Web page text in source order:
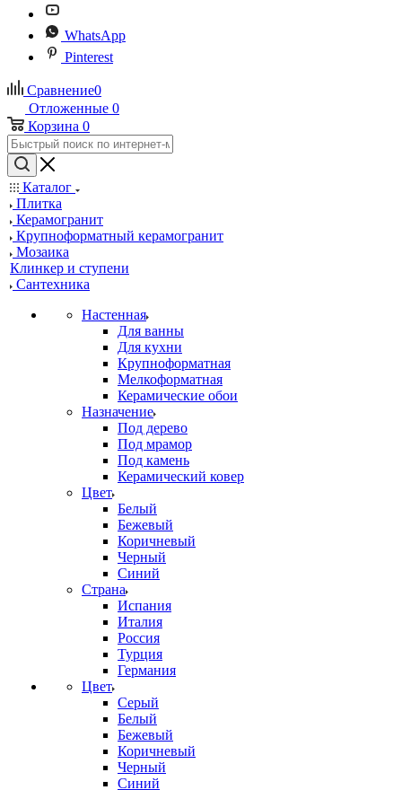
WhatsApp
Pinterest
Сравнение0
Отложенные 0
Корзина 0
Каталог
Плитка
Керамогранит
Крупноформатный керамогранит
Мозаика
Клинкер и ступени
Сантехника
Настенная
Для ванны
Для кухни
Крупноформатная
Мелкоформатная
Керамические обои
Назначение
Под дерево
Под мрамор
Под камень
Керамический ковер
Цвет
Белый
Бежевый
Коричневый
Черный
Синий
Страна
Испания
Италия
Россия
Турция
Германия
Цвет
Серый
Белый
Бежевый
Коричневый
Черный
Синий